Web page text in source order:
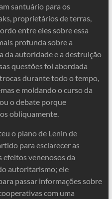
santuário para os
proprietários de terras,
entre eles sobre essa
profunda sobre a
da autoridade e a destruição
questões foi abordada
durante todo o tempo,
e moldando o curso da
o debate porque
obliquamente.
o plano de Lenin de
para esclarecer as
efeitos venenosos da
autoritarismo; ele
passar informações sobre
com uma